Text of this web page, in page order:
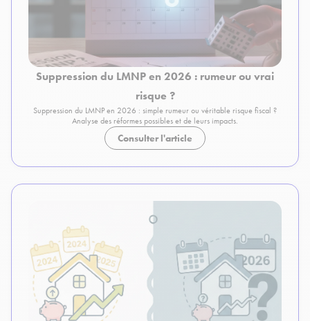
Suppression du LMNP en 2026 : rumeur ou vrai
risque ?
Suppression du LMNP en 2026 : simple rumeur ou véritable risque fiscal ?
Analyse des réformes possibles et de leurs impacts.
Consulter l'article